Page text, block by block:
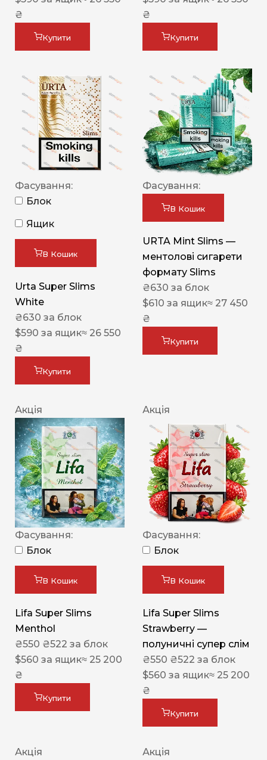
₴
Купити
₴
Купити
Фасування:
Блок
Ящик
В Кошик
Urta Super Slims
White
₴630 за блок
$590 за ящик≈ 26 550
₴
Купити
Фасування:
В Кошик
URTA Mint Slims —
ментолові сигарети
формату Slims
₴630 за блок
$610 за ящик≈ 27 450
₴
Купити
Акція
Фасування:
Блок
В Кошик
Lifa Super Slims
Menthol
₴550 ₴522 за блок
$560 за ящик≈ 25 200
₴
Купити
Акція
Фасування:
Блок
В Кошик
Lifa Super Slims
Strawberry —
полуничні супер слім
₴550 ₴522 за блок
$560 за ящик≈ 25 200
₴
Купити
Акція Акція